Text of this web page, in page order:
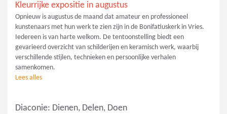
Kleurrijke expositie in augustus
Opnieuw is augustus de maand dat amateur en professioneel
kunstenaars met hun werk te zien zijn in de Bonifatiuskerk in Vries.
Iedereen is van harte welkom. De tentoonstelling biedt een
gevarieerd overzicht van schilderijen en keramisch werk, waarbij
verschillende stijlen, technieken en persoonlijke verhalen
samenkomen.
Lees alles
Diaconie: Dienen, Delen, Doen